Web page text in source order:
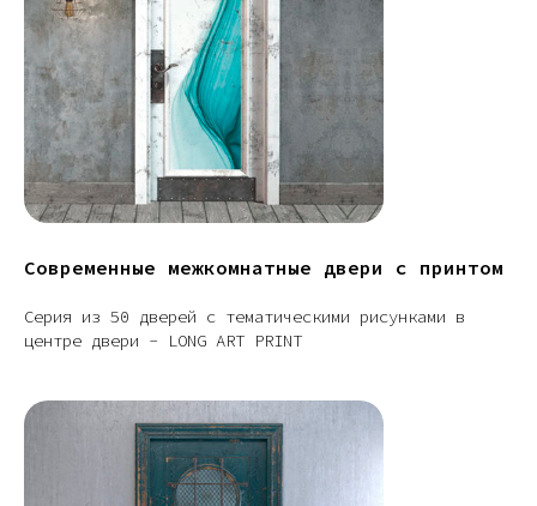
Современные межкомнатные двери с принтом
Серия из 50 дверей с тематическими рисунками в
центре двери - LONG ART PRINT